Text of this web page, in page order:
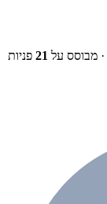
· מבוסס על 21 פניות